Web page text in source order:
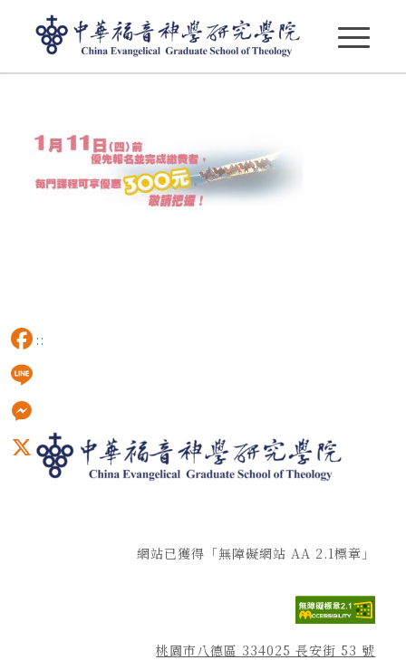
:::
網站已獲得「無障礙網站 AA 2.1標章」
桃園市八德區 334025 長安街 53 號
Facebook
Line
Messenger